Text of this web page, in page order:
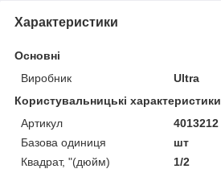
Характеристики
Основні
Виробник
Ultra
Користувальницькі характеристики
Артикул
4013212
Базова одиниця
шт
Квадрат, "(дюйм)
1/2